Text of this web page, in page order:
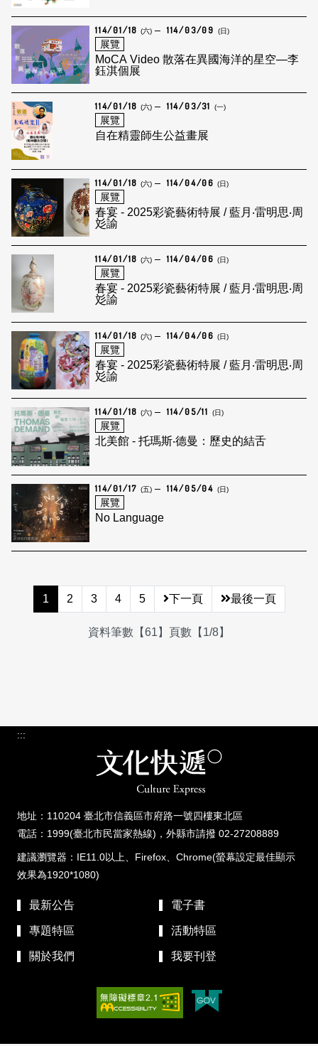
114/01/18 (六) 114/03/09 (日)
展覽
MoCA Video 散落在異國海洋的星空—李
鈺淇個展
114/01/18 (六) 114/03/31 (一)
展覽
自在精靈師生公益畫展
114/01/18 (六) 114/04/06 (日)
展覽
春宴 - 2025彩瓷藝術特展 / 藍月‧雷明思‧周
彣諭
114/01/18 (六) 114/04/06 (日)
展覽
春宴 - 2025彩瓷藝術特展 / 藍月‧雷明思‧周
彣諭
114/01/18 (六) 114/04/06 (日)
展覽
春宴 - 2025彩瓷藝術特展 / 藍月‧雷明思‧周
彣諭
114/01/18 (六) 114/05/11 (日)
展覽
北美館 - 托瑪斯‧德曼：歷史的結舌
114/01/17 (五) 114/05/04 (日)
展覽
No Language
1 2 3 4 5 下一頁 最後一頁
資料筆數【61】頁數【1/8】
:::
地址：110204 臺北市信義區市府路一號四樓東北區
電話：1999(臺北市民當家熱線)，外縣市請撥 02-27208889
建議瀏覽器：IE11.0以上、Firefox、Chrome(螢幕設定最佳顯示
效果為1920*1080)
最新公告 電子書
專題特區 活動特區
關於我們 我要刊登